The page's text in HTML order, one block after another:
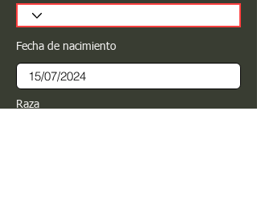
Fecha de nacimiento
Raza